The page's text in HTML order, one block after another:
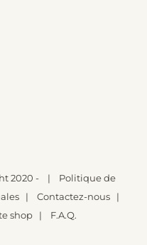
2020 - | Politique de
| Contactez-nous |
shop | F.A.Q.